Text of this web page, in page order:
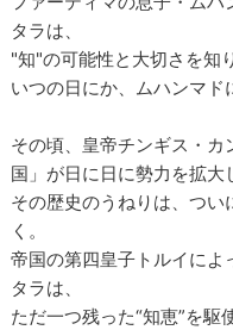
タラは、
"知"の可能性と大切さを知
いつの日にか、ムハンマド
その頃、皇帝チンギス・
国」が日に日に勢力を拡大
その歴史のうねりは、つ
く。
帝国の第四皇子トルイによ
タラは、
ただ一つ残った“知恵”を